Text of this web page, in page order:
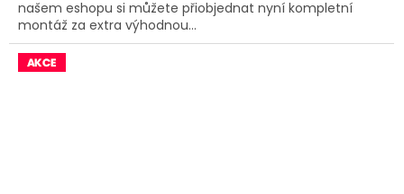
našem eshopu si můžete přiobjednat nyní kompletní
montáž za extra výhodnou...